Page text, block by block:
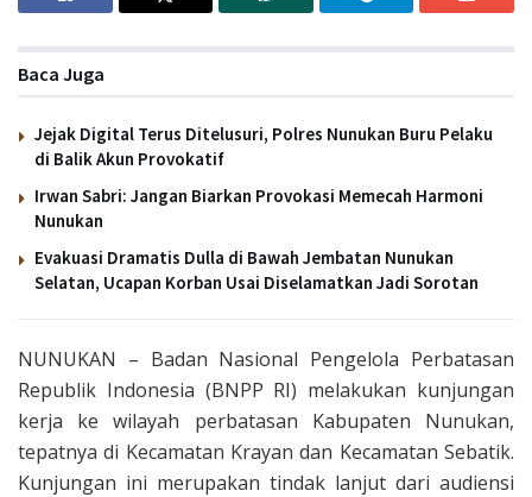
Baca Juga
Jejak Digital Terus Ditelusuri, Polres Nunukan Buru Pelaku
di Balik Akun Provokatif
Irwan Sabri: Jangan Biarkan Provokasi Memecah Harmoni
Nunukan
Evakuasi Dramatis Dulla di Bawah Jembatan Nunukan
Selatan, Ucapan Korban Usai Diselamatkan Jadi Sorotan
NUNUKAN – Badan Nasional Pengelola Perbatasan
Republik Indonesia (BNPP RI) melakukan kunjungan
kerja ke wilayah perbatasan Kabupaten Nunukan,
tepatnya di Kecamatan Krayan dan Kecamatan Sebatik.
Kunjungan ini merupakan tindak lanjut dari audiensi